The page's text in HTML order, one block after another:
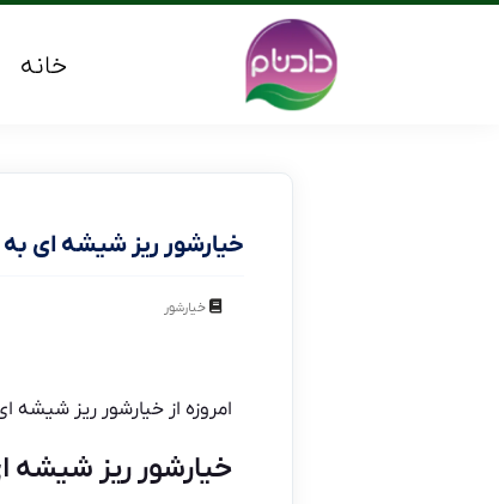
خانه
خیارشور ریز شیشه ای
خیارشور
امروزه از خیارشور ریز
خیارشور ریز شیشه